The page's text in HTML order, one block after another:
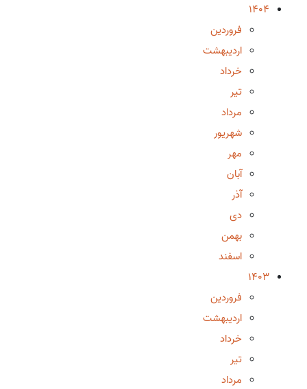
1404
فروردین
اردیبهشت
خرداد
تیر
مرداد
شهریور
مهر
آبان
آذر
دی
بهمن
اسفند
1403
فروردین
اردیبهشت
خرداد
تیر
مرداد